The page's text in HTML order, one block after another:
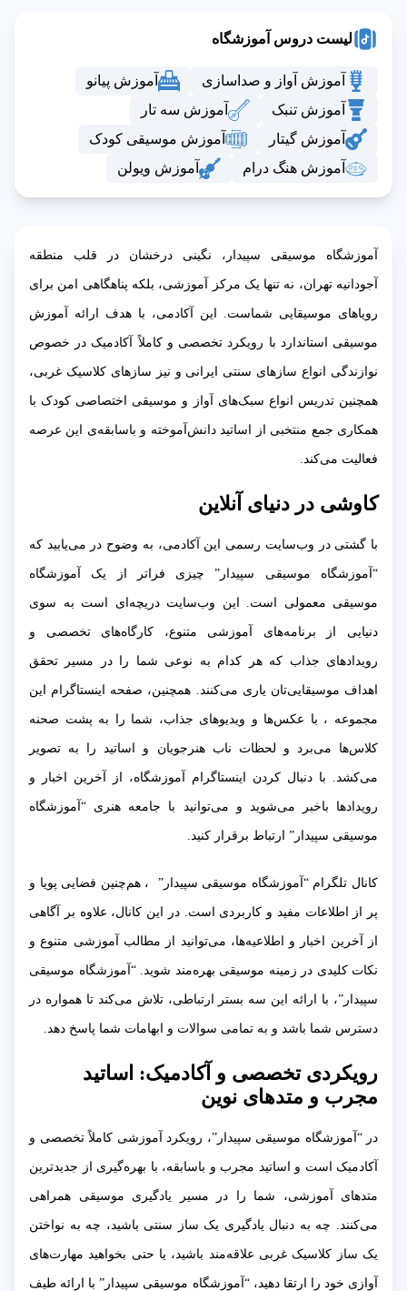
لیست دروس آموزشگاه
آموزش آواز و صداسازی
آموزش پیانو
آموزش تنبک
آموزش سه تار
آموزش گیتار
آموزش موسیقی کودک
آموزش هنگ درام
آموزش ویولن
آموزشگاه موسیقی سپیدار، نگینی درخشان در قلب منطقه
آجودانیه تهران، نه تنها یک مرکز آموزشی، بلکه پناهگاهی امن برای
رویاهای موسیقایی شماست. این آکادمی، با هدف ارائه آموزش
موسیقی استاندارد با رویکرد تخصصی و کاملاً آکادمیک در خصوص
نوازندگی انواع سازهای سنتی ایرانی و نیز سازهای کلاسیک غربی،
همچنین تدریس انواع سبک‌های آواز و موسیقی اختصاصی کودک با
همکاری جمع منتخبی از اساتید دانش‌آموخته و باسابقه‌ی این عرصه
فعالیت می‌کند.
کاوشی در دنیای آنلاین
با گشتی در وب‌سایت رسمی این آکادمی، به وضوح در می‌یابید که
“آموزشگاه موسیقی سپیدار” چیزی فراتر از یک آموزشگاه
موسیقی معمولی است. این وب‌سایت دریچه‌ای است به سوی
دنیایی از برنامه‌های آموزشی متنوع، کارگاه‌های تخصصی و
رویدادهای جذاب که هر کدام به نوعی شما را در مسیر تحقق
اهداف موسیقایی‌تان یاری می‌کنند. همچنین، صفحه اینستاگرام این
مجموعه ، با عکس‌ها و ویدیوهای جذاب، شما را به پشت صحنه
کلاس‌ها می‌برد و لحظات ناب هنرجویان و اساتید را به تصویر
می‌کشد. با دنبال کردن اینستاگرام آموزشگاه، از آخرین اخبار و
رویدادها باخبر می‌شوید و می‌توانید با جامعه هنری “آموزشگاه
موسیقی سپیدار” ارتباط برقرار کنید.
کانال تلگرام “آموزشگاه موسیقی سپیدار” ، هم‌چنین فضایی پویا و
پر از اطلاعات مفید و کاربردی است. در این کانال، علاوه بر آگاهی
از آخرین اخبار و اطلاعیه‌ها، می‌توانید از مطالب آموزشی متنوع و
نکات کلیدی در زمینه موسیقی بهره‌مند شوید. “آموزشگاه موسیقی
سپیدار”، با ارائه این سه بستر ارتباطی، تلاش می‌کند تا همواره در
دسترس شما باشد و به تمامی سوالات و ابهامات شما پاسخ دهد.
رویکردی تخصصی و آکادمیک: اساتید
مجرب و متدهای نوین
در “آموزشگاه موسیقی سپیدار”، رویکرد آموزشی کاملاً تخصصی و
آکادمیک است و اساتید مجرب و باسابقه، با بهره‌گیری از جدیدترین
متدهای آموزشی، شما را در مسیر یادگیری موسیقی همراهی
می‌کنند. چه به دنبال یادگیری یک ساز سنتی باشید، چه به نواختن
یک ساز کلاسیک غربی علاقه‌مند باشید، یا حتی بخواهید مهارت‌های
آوازی خود را ارتقا دهید، “آموزشگاه موسیقی سپیدار” با ارائه طیف